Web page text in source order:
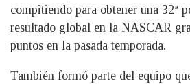
compitiendo para obtener una 32ª
resultado global en la NASCAR
puntos en la pasada temporada.
También formó parte del equipo